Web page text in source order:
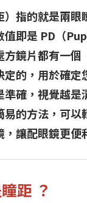
）指的就是兩眼
值即是 PD（
方鏡片都有一
定的，用於確定
準確，視覺越是
的方法，可以
讓配眼鏡更便
距 ？